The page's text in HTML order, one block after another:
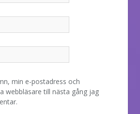
min e-postadress och
webbläsare till nästa gång jag